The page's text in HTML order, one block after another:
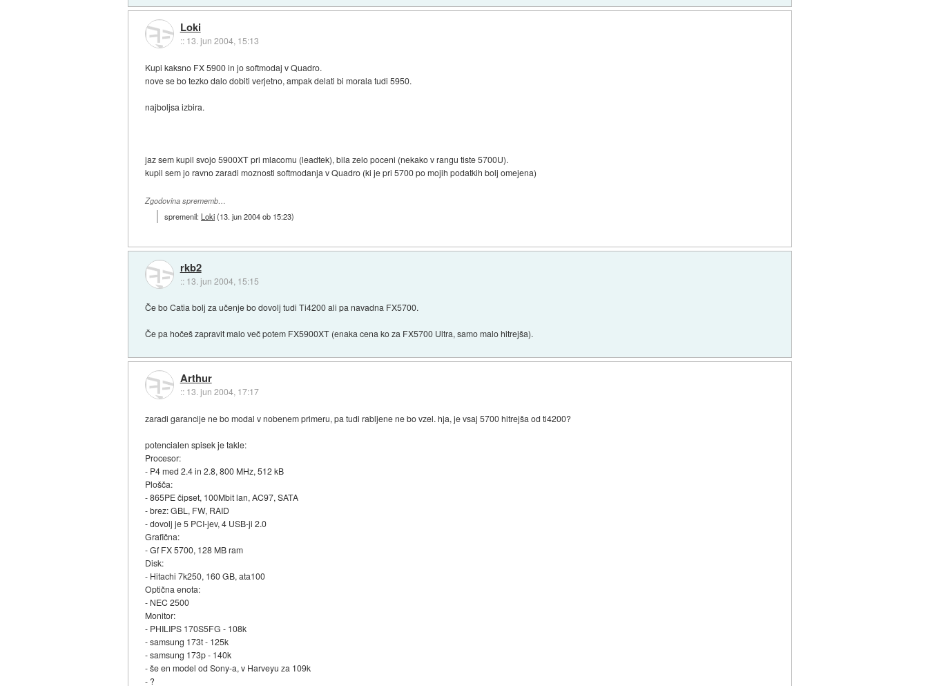
Loki
:: 13. jun 2004, 15:13
Kupi kaksno FX 5900 in jo softmodaj v Quadro.
nove se bo tezko dalo dobiti verjetno, ampak delati bi morala tudi 5950.
najboljsa izbira.
jaz sem kupil svojo 5900XT pri mlacomu (leadtek), bila zelo poceni (nekako v rangu tiste 5700U).
kupil sem jo ravno zaradi moznosti softmodanja v Quadro (ki je pri 5700 po mojih podatkih bolj omejena)
Zgodovina sprememb…
spremenil:Loki(13. jun 2004 ob 15:23)
rkb2
:: 13. jun 2004, 15:15
Če bo Catia bolj za učenje bo dovolj tudi Ti4200 ali pa navadna FX5700.
Če pa hočeš zapravit malo več potem FX5900XT (enaka cena ko za FX5700 Ultra, samo malo hitrejša).
Arthur
:: 13. jun 2004, 17:17
zaradi garancije ne bo modal v nobenem primeru, pa tudi rabljene ne bo vzel. hja, je vsaj 5700 hitrejša od ti4200?
potencialen spisek je takle:
Procesor:
- P4 med 2.4 in 2.8, 800 MHz, 512 kB
Plošča:
- 865PE čipset, 100Mbit lan, AC97, SATA
- brez: GBL, FW, RAID
- dovolj je 5 PCI-jev, 4 USB-ji 2.0
Grafična:
- Gf FX 5700, 128 MB ram
Disk:
- Hitachi 7k250, 160 GB, ata100
Optična enota:
- NEC 2500
Monitor:
- PHILIPS 170S5FG - 108k
- samsung 173t - 125k
- samsung 173p - 140k
- še en model od Sony-a, v Harveyu za 109k
- ?